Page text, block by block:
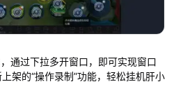
通过下拉多开窗口，即可实现窗口
架的“操作录制”功能，轻松挂机肝小